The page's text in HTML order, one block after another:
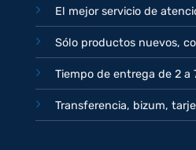
El mejor servicio de
Sólo productos nuevos,
Tiempo de entrega de 2 a
Transferencia, bizum,